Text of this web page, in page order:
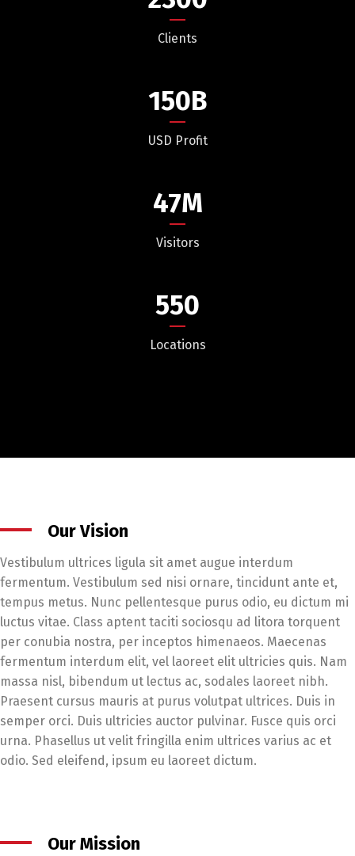
Clients
150B
USD Profit
47M
Visitors
550
Locations
Our Vision
Vestibulum ultrices ligula sit amet augue interdum
fermentum. Vestibulum sed nisi ornare, tincidunt ante et,
tempus metus. Nunc pellentesque purus odio, eu dictum mi
luctus vitae. Class aptent taciti sociosqu ad litora torquent
per conubia nostra, per inceptos himenaeos. Maecenas
fermentum interdum elit, vel laoreet elit ultricies quis. Nam
massa nisl, bibendum ut lectus ac, sodales laoreet nibh.
Praesent cursus mauris at purus volutpat ultrices. Duis in
semper orci. Duis ultricies auctor pulvinar. Fusce quis orci
urna. Phasellus ut velit fringilla enim ultrices varius ac et
odio. Sed eleifend, ipsum eu laoreet dictum.
Our Mission